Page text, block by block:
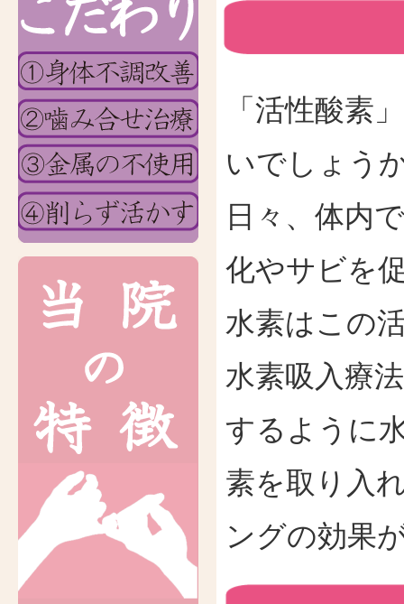
「活性酸素
いでしょう
日々、体内
化やサビを
水素はこの
水素吸入療
するように
素を取り入
ングの効果